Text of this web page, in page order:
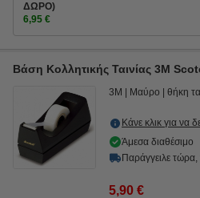
ΔΩΡΟ)
6,95 €
Βάση Κολλητικής Ταινίας 3M
3M Μαύρο θήκη
Κάνε κλικ για να
Άμεσα διαθέσιμο
Παράγγειλε
5,90 €